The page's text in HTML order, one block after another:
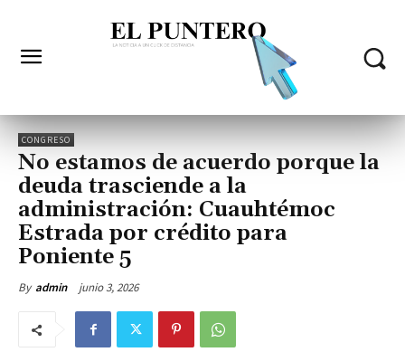
CONGRESO
No estamos de acuerdo porque la
deuda trasciende a la
administración: Cuauhtémoc
Estrada por crédito para
Poniente 5
By admin junio 3, 2026